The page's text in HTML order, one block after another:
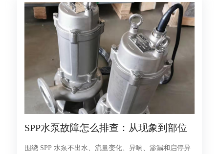
SPP水泵故障怎么排查：从现象到部位
围绕 SPP 水泵不出水、流量变化、异响、渗漏和启停异